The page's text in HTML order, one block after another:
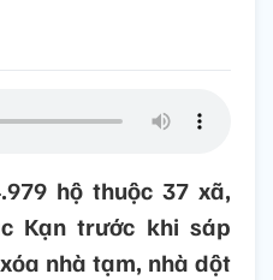
hộ thuộc 37 xã,
Kạn trước khi sáp
nhà tạm, nhà dột